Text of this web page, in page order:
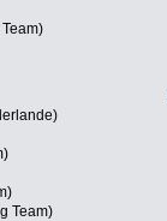
Team)